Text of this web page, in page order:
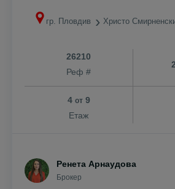
гр. Пловдив Христо
26210
Реф #
4 от9
Етаж
Ренета Арнаудова
Брокер